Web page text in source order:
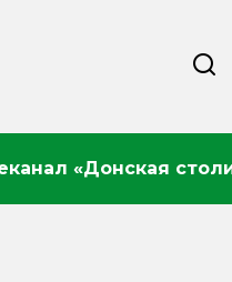
«Донская